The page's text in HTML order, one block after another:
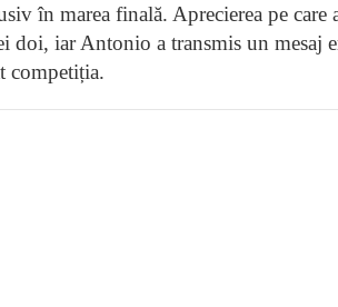
în marea finală. Aprecierea pe care
doi, iar Antonio a transmis un mesaj
competiția.